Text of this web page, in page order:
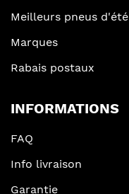
Meilleurs pneus d'été
Marques
Rabais postaux
INFORMATIONS
FAQ
Info livraison
Garantie